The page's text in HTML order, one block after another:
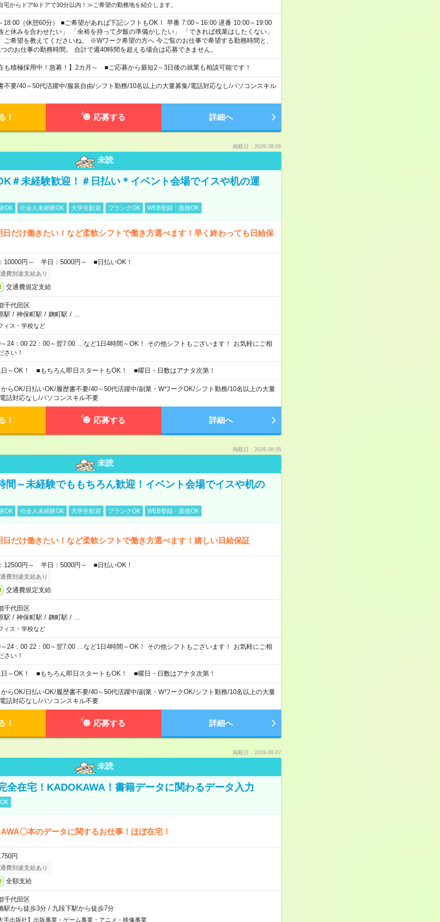
宅からドアtoドアで30分以内！≫ご希望の勤務地を紹介します。
18:00（休憩60分） ■ご希望があれば下記シフトもOK！ 早番 7:00～16:00 遅番 10:00～19:00
と休みを合わせたい」 「余裕を持って夕飯の準備がしたい」 「できれば残業はしたくない」
ご希望を教えてくださいね。 ※Wワーク希望の方へ 今ご覧のお仕事で希望する勤務時間と、
つのお仕事の勤務時間。 合計で週40時間を超える場合は応募できません。
も積極採用中！急募！】2カ月～ ■ご応募から最短2～3日後の就業も相談可能です！
不要/40～50代活躍中/服装自由/シフト勤務/10名以上の大量募集/電話対応なし/パソコンスキル
！ 応募する 詳細へ
掲載日：2026.08.06
未読
＃未経験歓迎！＃日払い＊イベント会場でイスや机の運
OK 社会人未経験OK 大学生歓迎 ブランクOK WEB登録・面接OK
日だけ働きたい！など柔軟シフトで働き方選べます！早く終わっても日給保
10000円～ 半日：5000円～ ■日払いOK！
費別途支給あり
交通費規定支給
千代田区
駅 / 神保町駅 / 麹町駅 /
ィス・学校など
24：00 22：00～翌7:00 …など1日4時間～OK！ その他シフトもございます！ お気軽にご相
さい！
日～OK！ ■もちろん即日スタートもOK！ ■曜日・日数はアナタ次第！
らOK/日払いOK/履歴書不要/40～50代活躍中/副業・WワークOK/シフト勤務/10名以上の大量
話対応なし/パソコンスキル不要
！ 応募する 詳細へ
掲載日：2026.08.05
未読
間～未経験でももちろん歓迎！イベント会場でイスや机の
OK 社会人未経験OK 大学生歓迎 ブランクOK WEB登録・面接OK
日だけ働きたい！など柔軟シフトで働き方選べます！嬉しい日給保証
12500円～ 半日：5000円～ ■日払いOK！
費別途支給あり
交通費規定支給
千代田区
駅 / 神保町駅 / 麹町駅 /
ィス・学校など
24：00 22：00～翌7:00 …など1日4時間～OK！ その他シフトもございます！ お気軽にご相
さい！
日～OK！ ■もちろん即日スタートもOK！ ■曜日・日数はアナタ次第！
らOK/日払いOK/履歴書不要/40～50代活躍中/副業・WワークOK/シフト勤務/10名以上の大量
話対応なし/パソコンスキル不要
！ 応募する 詳細へ
掲載日：2026.08.07
未読
全在宅！KADOKAWA！書籍データに関わるデータ入力
〇本のデータに関するお仕事！ほぼ在宅！
円
費別途支給あり
全額支給
千代田区
駅から徒歩3分/ 九段下駅から徒歩7分
手出版社】出版事業・ゲーム事業・アニメ・映像事業